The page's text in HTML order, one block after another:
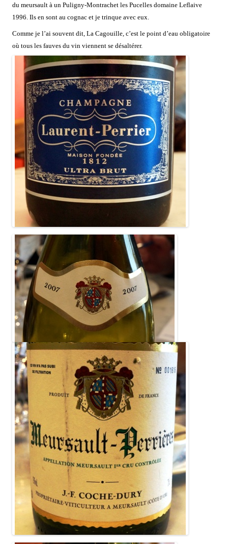
du meursault à un Puligny-Montrachet les Pucelles domaine Leflaive
1996. Ils en sont au cognac et je trinque avec eux.
Comme je l’ai souvent dit, La Cagouille, c’est le point d’eau obligatoire
où tous les fauves du vin viennent se désaltérer.